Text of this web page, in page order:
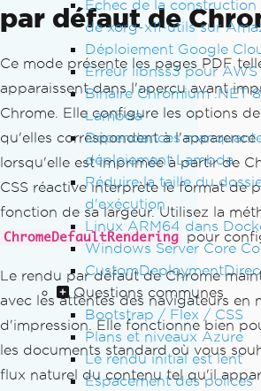
Échec de la construction
de xorg-x11-utils sur
Déploiement Google
Erreur libnss3 pour
Binaire Chromium .NET
Lambda
Dépendances
déploiement Lambda
Réduire la taille du
d'exécution
Linux ARM64 dans
Windows Server Core
Questions communes
Bootstrap / Flex / CSS
Plans et niveaux Azure
Le rendu initial est lent
Espacement des polices
par défaut de
Ce mode présente les pages PDF
apparaissent dans l'aperçu avant
Chrome. Elle configure les options
qu'elles correspondent à
lorsqu'elle est imprimée à partir de
CSS réactive interprète le format de
fonction de sa largeur. Utilisez la
ChromeDefaultRendering pour
Le rendu par défaut de Chrome
avec les attentes des navigateurs en
d'impression. Elle fonctionne bien
les documents standard où vous
flux naturel du contenu tel qu'il